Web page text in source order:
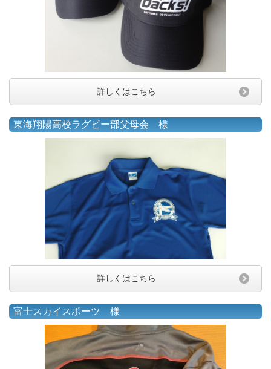
詳しくはこちら
東海翔陽高校ラグビー部父母会 様
詳しくはこちら
富士スカイスポーツ 様